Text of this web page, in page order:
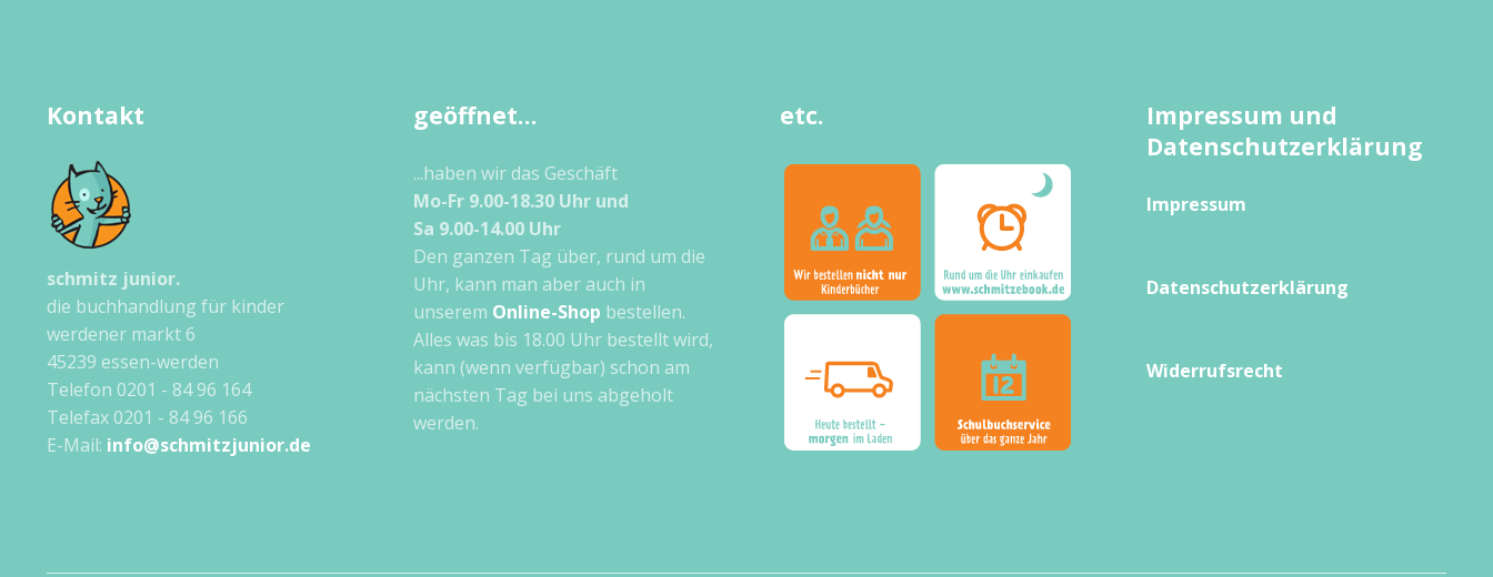
Kontakt
schmitz junior.
die buchhandlung für kinder
werdener markt 6
45239 essen-werden
Telefon 0201 - 84 96 164
Telefax 0201 - 84 96 166
E-Mail: info@schmitzjunior.de
geöffnet…
...haben wir das Geschäft
Mo-Fr 9.00-18.30 Uhr und
Sa 9.00-14.00 Uhr
Den ganzen Tag über, rund um die
Uhr, kann man aber auch in
unserem Online-Shop bestellen.
Alles was bis 18.00 Uhr bestellt wird,
kann (wenn verfügbar) schon am
nächsten Tag bei uns abgeholt
werden.
etc.
Impressum und
Datenschutzerklärung
Impressum
Datenschutzerklärung
Widerrufsrecht